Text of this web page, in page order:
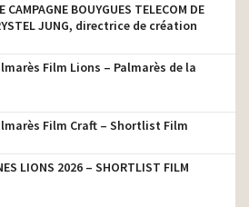
CAMPAGNE BOUYGUES TELECOM DE
JUNG, directrice de création
Film Lions – Palmarès de la
Film Craft – Shortlist Film
LIONS 2026 – SHORTLIST FILM